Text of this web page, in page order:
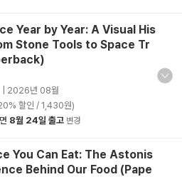
Year by Year: A Visual His
Stone Tools to Space Tr
2026년 08월
할인 / 1,430원)
8월 24일 출고 변경
You Can Eat: The Astonis
Behind Our Food (Pape